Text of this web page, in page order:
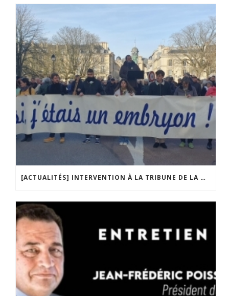
[ACTUALITÉS] INTERVENTION À LA TRIBUNE DE LA MOBILISATION CONTRE LA CONSTITUTIONNALISATION DE L’IVG